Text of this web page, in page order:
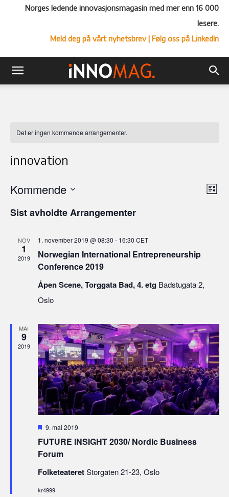
Norges ledende innovasjonsmagasin med mer enn 16 000
lesere.
Meld deg på vårt nyhetsbrev| Følg oss på LinkedIn
Det er ingen kommende arrangementer.
innovation
Liste
Kommende
Sist avholdte Arrangementer
NOV
1
2019
1. november 2019 @ 08:30 - 16:30 CET
Norwegian International Entrepreneurship
Conference 2019
Åpen Scene, Torggata Bad, 4. etg Badstugata 2,
Oslo
MAI
9
2019
Fremhevet
9. mai 2019
FUTURE INSIGHT 2030/ Nordic Business
Forum
FolketeateretStorgaten 21-23, Oslo
kr4999